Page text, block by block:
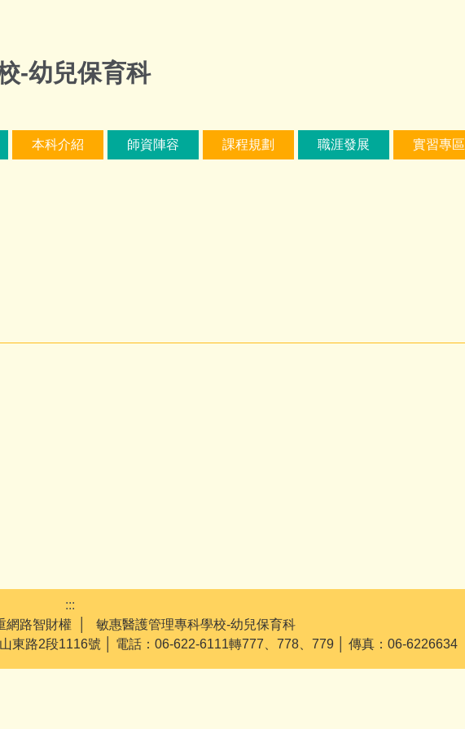
-幼兒保育科
本科介紹 師資陣容 課程規劃 職涯發展 實習專區
:::
網路智財權 │ 敏惠醫護管理專科學校-幼兒保育科
東路2段1116號 │ 電話：06-622-6111轉777、778、779 │ 傳真：06-6226634